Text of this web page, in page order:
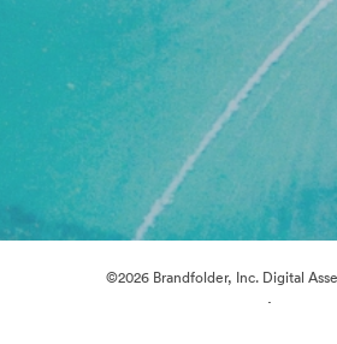
©2026 Brandfolder, Inc. Digital
·